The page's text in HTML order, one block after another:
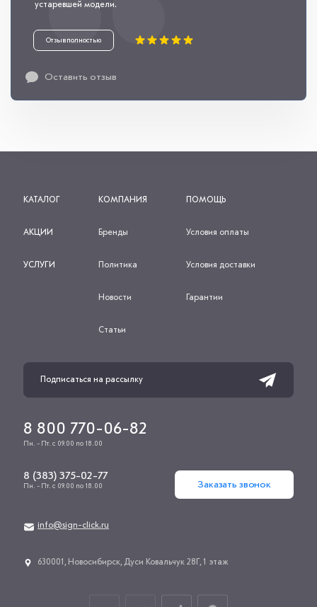
Оставить отзыв
устаревшей модели.
Отзыв полностью
КАТАЛОГ
АКЦИИ
УСЛУГИ
КОМПАНИЯ
Бренды
Политика
Новости
Статьи
ПОМОЩЬ
Условия оплаты
Условия доставки
Гарантии
8 800 770-06-82
Пн. - Пт. с 09.00 по 18.00
8 (383) 375-02-77
Пн. - Пт. с 09.00 по 18.00 Заказать звонок
info@sign-click.ru
​630001, Новосибирск, Дуси Ковальчук 28Г, 1 этаж